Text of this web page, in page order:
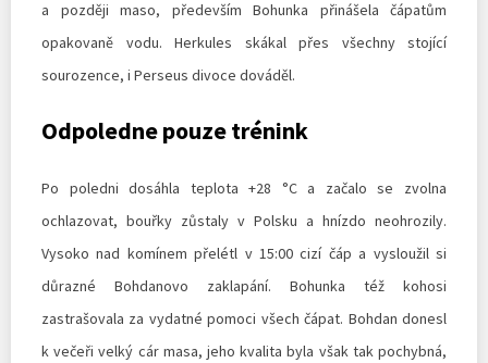
a později maso, především Bohunka přinášela čápatům
opakovaně vodu. Herkules skákal přes všechny stojící
sourozence, i Perseus divoce dováděl.
Odpoledne pouze trénink
Po poledni dosáhla teplota +28 °C a začalo se zvolna
ochlazovat, bouřky zůstaly v Polsku a hnízdo neohrozily.
Vysoko nad komínem přelétl v 15:00 cizí čáp a vysloužil si
důrazné Bohdanovo zaklapání. Bohunka též kohosi
zastrašovala za vydatné pomoci všech čápat. Bohdan donesl
k večeři velký cár masa, jeho kvalita byla však tak pochybná,